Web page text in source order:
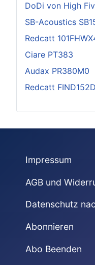
DoDi von High
SB-Acoustics
Redcatt
Ciare PT383
Audax PR380M0
Redcatt
Impressum
AGB und
Datenschutz
Abonnieren
Abo Beenden